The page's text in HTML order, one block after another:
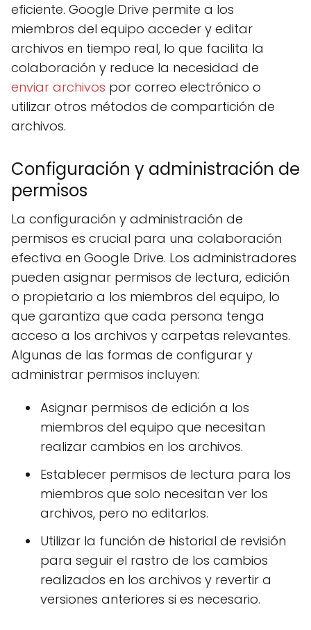
eficiente. Google Drive permite a los
miembros del equipo acceder y editar
archivos en tiempo real, lo que facilita la
colaboración y reduce la necesidad de
enviar archivos por correo electrónico o
utilizar otros métodos de compartición de
archivos.
Configuración y administración de
permisos
La configuración y administración de
permisos es crucial para una colaboración
efectiva en Google Drive. Los administradores
pueden asignar permisos de lectura, edición
o propietario a los miembros del equipo, lo
que garantiza que cada persona tenga
acceso a los archivos y carpetas relevantes.
Algunas de las formas de configurar y
administrar permisos incluyen:
Asignar permisos de edición a los
miembros del equipo que necesitan
realizar cambios en los archivos.
Establecer permisos de lectura para los
miembros que solo necesitan ver los
archivos, pero no editarlos.
Utilizar la función de historial de revisión
para seguir el rastro de los cambios
realizados en los archivos y revertir a
versiones anteriores si es necesario.